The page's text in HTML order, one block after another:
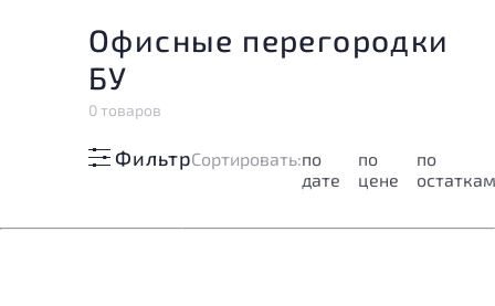
Офисные перегородки
БУ
0 товаров
ФильтрCортировать:по
дате
по
цене
по